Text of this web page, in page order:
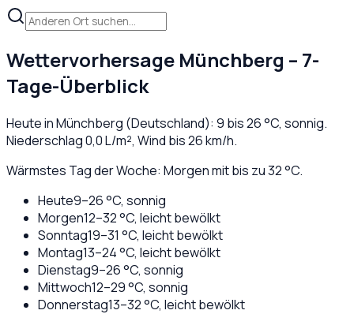
Wettervorhersage Münchberg – 7-
Tage-Überblick
Heute inMünchberg (Deutschland): 9 bis26°C, sonnig.
Niederschlag0,0L/m², Wind bis26km/h.
Wärmstes Tag der Woche: Morgen mit bis zu 32 °C.
Heute9–26°C, sonnig
Morgen12–32°C, leicht bewölkt
Sonntag19–31 °C, leicht bewölkt
Montag13–24°C, leicht bewölkt
Dienstag9–26°C, sonnig
Mittwoch12–29°C, sonnig
Donnerstag13–32°C, leicht bewölkt